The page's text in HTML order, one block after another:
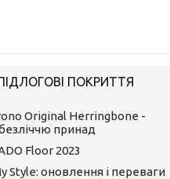
ПОКРИТТЯ
Original Herringbone -
принад
Floor 2023
Style: оновлення і переваги